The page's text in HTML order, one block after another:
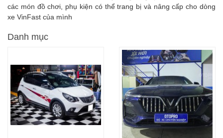
các món đồ chơi, phụ kiện có thể trang bị và nâng cấp cho dòng
xe VinFast của mình
Danh mục